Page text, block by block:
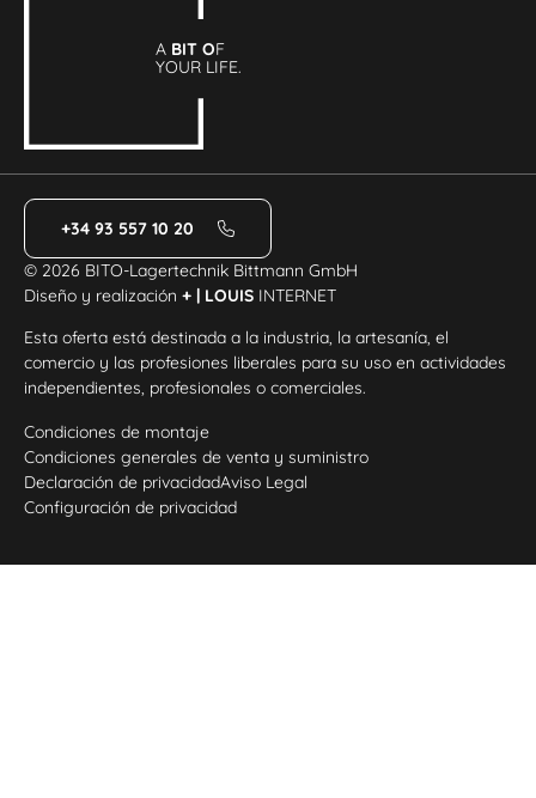
A BIT OF
YOUR LIFE.
+34 93 557 10 20
© 2026 BITO-Lagertechnik Bittmann GmbH
Diseño y realización+ | LOUIS INTERNET
Esta oferta está destinada a la industria, la artesanía, el
comercio y las profesiones liberales para su uso en actividades
independientes, profesionales o comerciales.
Condiciones de montaje
Condiciones generales de venta y suministro
Declaración de privacidadAviso Legal
Configuración de privacidad